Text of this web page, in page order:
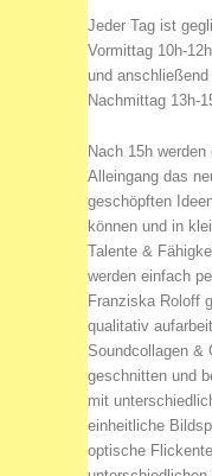
Jeder Tag ist
Vormittag 10h-
und
Nachmittag 13h-
Nach 15h
Alleingang das
geschöpften
können und in
Talente &
werden einfach
Franziska Roloff
qualitativ
Soundcollagen &
geschnitten und
mit
einheitliche
optische